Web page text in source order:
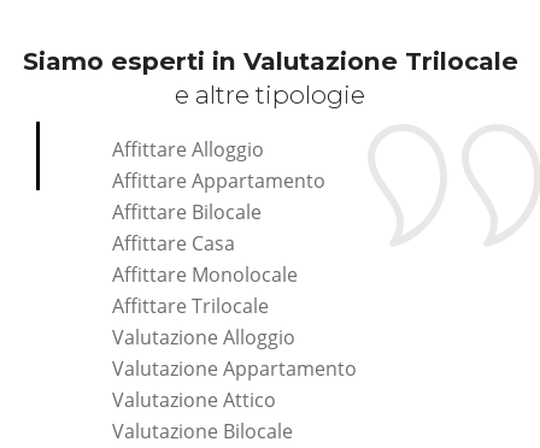
Siamo esperti in Valutazione Trilocale
e altre tipologie
Affittare Alloggio
Affittare Appartamento
Affittare Bilocale
Affittare Casa
Affittare Monolocale
Affittare Trilocale
Valutazione Alloggio
Valutazione Appartamento
Valutazione Attico
Valutazione Bilocale